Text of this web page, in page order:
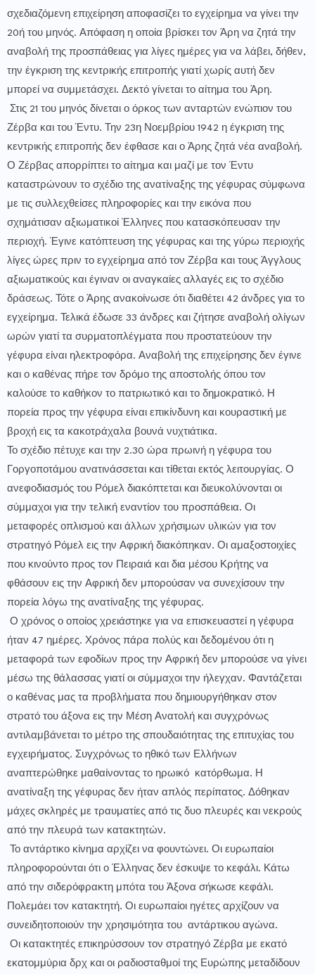
σχεδιαζόμενη επιχείρηση αποφασίζει το εγχείρημα να γίνει την
20ή του μηνός. Απόφαση η οποία βρίσκει τον Άρη να ζητά την
αναβολή της προσπάθειας για λίγες ημέρες για να λάβει, δήθεν,
την έγκριση της κεντρικής επιτροπής γιατί χωρίς αυτή δεν
μπορεί να συμμετάσχει. Δεκτό γίνεται το αίτημα του Άρη.
Στις 21 του μηνός δίνεται ο όρκος των ανταρτών ενώπιον του
Ζέρβα και του Έντυ. Την 23η Νοεμβρίου 1942 η έγκριση της
κεντρικής επιτροπής δεν έφθασε και ο Άρης ζητά νέα αναβολή.
Ο Ζέρβας απορρίπτει το αίτημα και μαζί με τον Έντυ
καταστρώνουν το σχέδιο της ανατίναξης της γέφυρας σύμφωνα
με τις συλλεχθείσες πληροφορίες και την εικόνα που
σχημάτισαν αξιωματικοί Έλληνες που κατασκόπευσαν την
περιοχή. Έγινε κατόπτευση της γέφυρας και της γύρω περιοχής
λίγες ώρες πριν το εγχείρημα από τον Ζέρβα και τους Άγγλους
αξιωματικούς και έγιναν οι αναγκαίες αλλαγές εις το σχέδιο
δράσεως. Τότε ο Άρης ανακοίνωσε ότι διαθέτει 42 άνδρες για το
εγχείρημα. Τελικά έδωσε 33 άνδρες και ζήτησε αναβολή ολίγων
ωρών γιατί τα συρματοπλέγματα που προστατεύουν την
γέφυρα είναι ηλεκτροφόρα. Αναβολή της επιχείρησης δεν έγινε
και ο καθένας πήρε τον δρόμο της αποστολής όπου τον
καλούσε το καθήκον το πατριωτικό και το δημοκρατικό. Η
πορεία προς την γέφυρα είναι επικίνδυνη και κουραστική με
βροχή εις τα κακοτράχαλα βουνά νυχτιάτικα.
Το σχέδιο πέτυχε και την 2.30 ώρα πρωινή η γέφυρα του
Γοργοποτάμου ανατινάσσεται και τίθεται εκτός λειτουργίας. Ο
ανεφοδιασμός του Ρόμελ διακόπτεται και διευκολύνονται οι
σύμμαχοι για την τελική εναντίον του προσπάθεια. Οι
μεταφορές οπλισμού και άλλων χρήσιμων υλικών για τον
στρατηγό Ρόμελ εις την Αφρική διακόπηκαν. Οι αμαξοστοιχίες
που κινούντο προς τον Πειραιά και δια μέσου Κρήτης να
φθάσουν εις την Αφρική δεν μπορούσαν να συνεχίσουν την
πορεία λόγω της ανατίναξης της γέφυρας.
Ο χρόνος ο οποίος χρειάστηκε για να επισκευαστεί η γέφυρα
ήταν 47 ημέρες. Χρόνος πάρα πολύς και δεδομένου ότι η
μεταφορά των εφοδίων προς την Αφρική δεν μπορούσε να γίνει
μέσω της θάλασσας γιατί οι σύμμαχοι την ήλεγχαν. Φαντάζεται
ο καθένας μας τα προβλήματα που δημιουργήθηκαν στον
στρατό του άξονα εις την Μέση Ανατολή και συγχρόνως
αντιλαμβάνεται το μέτρο της σπουδαιότητας της επιτυχίας του
εγχειρήματος. Συγχρόνως το ηθικό των Ελλήνων
αναπτερώθηκε μαθαίνοντας το ηρωικό κατόρθωμα. Η
ανατίναξη της γέφυρας δεν ήταν απλός περίπατος. Δόθηκαν
μάχες σκληρές με τραυματίες από τις δυο πλευρές και νεκρούς
από την πλευρά των κατακτητών.
Το αντάρτικο κίνημα αρχίζει να φουντώνει. Οι ευρωπαίοι
πληροφορούνται ότι ο Έλληνας δεν έσκυψε το κεφάλι. Κάτω
από την σιδερόφρακτη μπότα του Άξονα σήκωσε κεφάλι.
Πολεμάει τον κατακτητή. Οι ευρωπαίοι ηγέτες αρχίζουν να
συνειδητοποιούν την χρησιμότητα του αντάρτικου αγώνα.
Οι κατακτητές επικηρύσσουν τον στρατηγό Ζέρβα με εκατό
εκατομμύρια δρχ και οι ραδιοσταθμοί της Ευρώπης μεταδίδουν